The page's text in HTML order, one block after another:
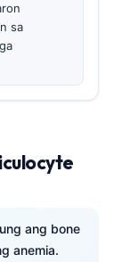
sa
ang bone
anemia.